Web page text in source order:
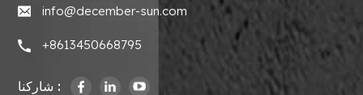
info@december-sun.com
+8613450668795
شاركنا :